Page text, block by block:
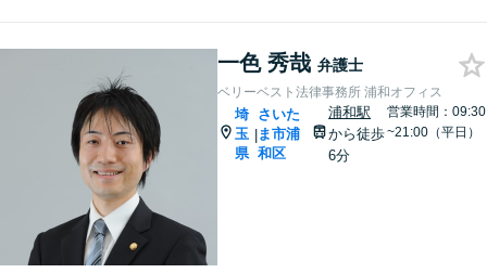
一色 秀哉 弁護士
ベリーベスト法律事務所 浦和オフィス
埼
玉
県
|
さいた
ま市浦
和区
浦和駅
から徒歩
6分
営業時間：09:30
~21:00（平日）